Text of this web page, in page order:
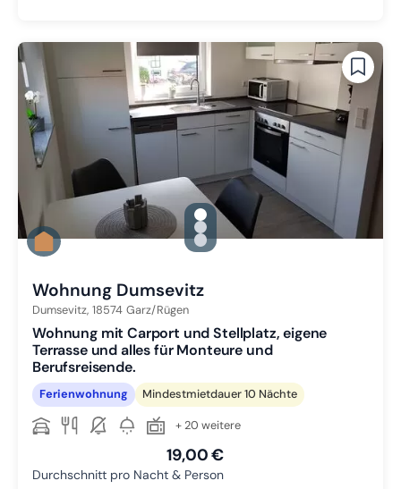
gallery.slide_selector
Zu Slide 1 wechseln
Zu Slide 2 wechseln
Zu Slide 3 wechseln
Wohnung Dumsevitz
Dumsevitz, 18574 Garz/Rügen
Wohnung mit Carport und Stellplatz, eigene
Terrasse und alles für Monteure und
Berufsreisende.
Ferienwohnung Mindestmietdauer 10 Nächte
+ 20 weitere
19,00 €
Durchschnitt pro Nacht & Person